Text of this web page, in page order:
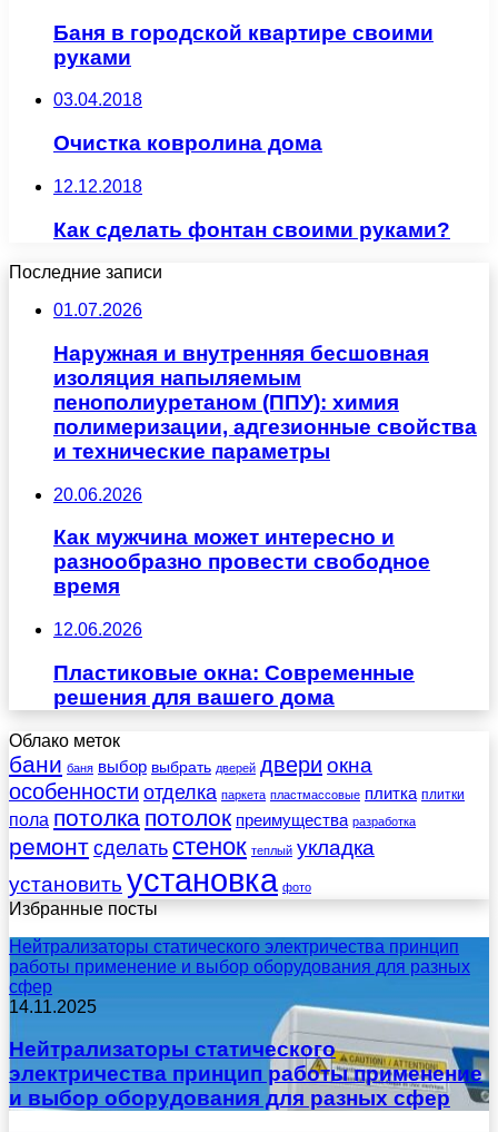
Баня в городской квартире своими
руками
03.04.2018
Очистка ковролина дома
12.12.2018
Как сделать фонтан своими руками?
Последние записи
01.07.2026
Наружная и внутренняя бесшовная
изоляция напыляемым
пенополиуретаном (ППУ): химия
полимеризации, адгезионные свойства
и технические параметры
20.06.2026
Как мужчина может интересно и
разнообразно провести свободное
время
12.06.2026
Пластиковые окна: Современные
решения для вашего дома
Облако меток
бани баня выбор выбрать дверей двери окна
особенности отделка паркета пластмассовые плитка плитки
пола потолка потолок преимущества разработка
ремонт сделать стенок теплый укладка
установить установка фото
Избранные посты
Нейтрализаторы статического электричества принцип
работы применение и выбор оборудования для разных
сфер
14.11.2025
Нейтрализаторы статического
электричества принцип работы применение
и выбор оборудования для разных сфер